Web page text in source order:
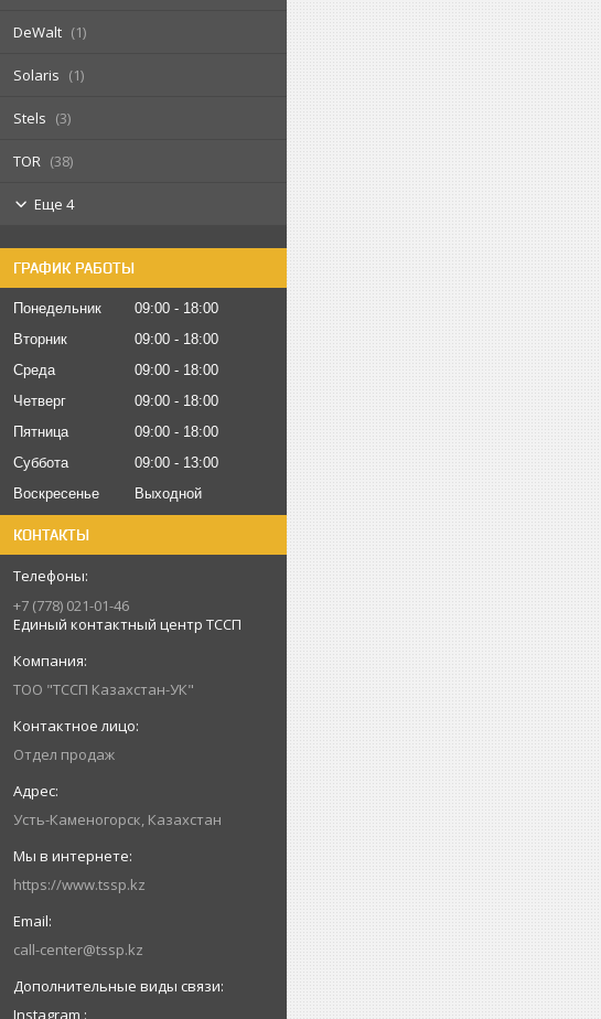
DeWalt 1
Solaris 1
Stels 3
TOR 38
Еще 4
ГРАФИК РАБОТЫ
Понедельник 09:00
18:00
Вторник
09:00
18:00
Среда
09:00
18:00
Четверг
09:00
18:00
Пятница
09:00
18:00
Суббота
09:00
13:00
Воскресенье
Выходной
КОНТАКТЫ
+7 (778) 021-01-46
Единый контактный центр ТССП
ТОО "ТССП Казахстан-УК"
Отдел продаж
Усть-Каменогорск, Казахстан
https://www.tssp.kz
call-center@tssp.kz
Instagram